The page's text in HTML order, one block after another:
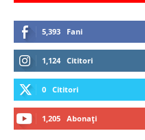
5,393 Fani
1,124 Cititori
0 Cititori
1,205 Abonați